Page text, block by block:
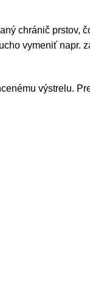
chránič prstov,
vymeniť napr.
výstrelu.